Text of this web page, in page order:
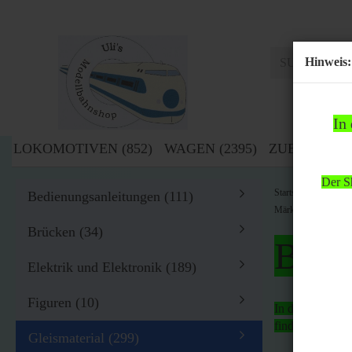
Hinweis:
In
Der
LOKOMOTIVEN (852) WAGEN (2395) ZUBEHÖR
Startseite »
Märklin H0 3600 D
Bitte
In der Zeit
findet
Bedienungsanleitungen (111)
Brücken (34)
Elektrik und Elektronik (189)
Figuren (10)
Gleismaterial (299)